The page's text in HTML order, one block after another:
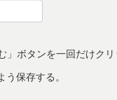
ボタンを一回だけク
保存する。